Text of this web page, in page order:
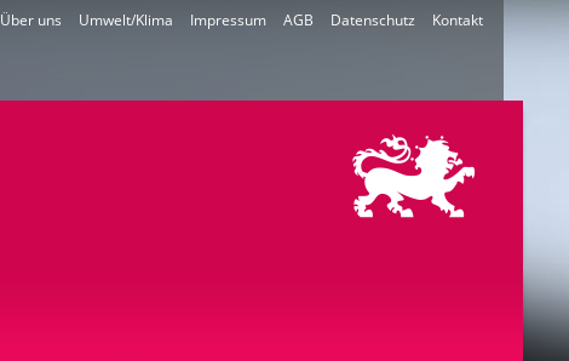
Kontakt
Datenschutz
AGB
Impressum
Umwelt/Klima
Über uns